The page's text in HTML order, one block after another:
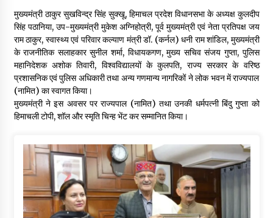
मुख्यमंत्री ठाकुर सुखविन्द्र सिंह सुक्खू, हिमाचल प्रदेश विधानसभा के अध्यक्ष कुलदीप
सिंह पठानिया, उप-मुख्यमंत्री मुकेश अग्निहोत्री, पूर्व मुख्यमंत्री एवं नेता प्रतिपक्ष जय
राम ठाकुर, स्वास्थ्य एवं परिवार कल्याण मंत्री डॉ. (कर्नल) धनी राम शांडिल, मुख्यमंत्री
के राजनीतिक सलाहकार सुनील शर्मा, विधायकगण, मुख्य सचिव संजय गुप्ता, पुलिस
महानिदेशक अशोक तिवारी, विश्वविद्यालयों के कुलपति, राज्य सरकार के वरिष्ठ
प्रशासनिक एवं पुलिस अधिकारी तथा अन्य गणमान्य नागरिकों ने लोक भवन में राज्यपाल
(नामित) का स्वागत किया।
मुख्यमंत्री ने इस अवसर पर राज्यपाल (नामित) तथा उनकी धर्मपत्नी बिंदु गुप्ता को
हिमाचली टोपी, शॉल और स्मृति चिन्ह भेंट कर सम्मानित किया।